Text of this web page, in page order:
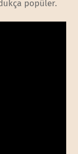
popüler.